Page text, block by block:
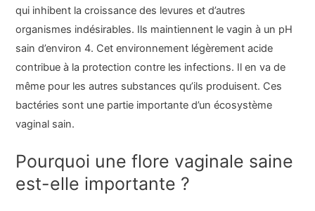
qui inhibent la croissance des levures et d’autres
organismes indésirables. Ils maintiennent le vagin à un pH
sain d’environ 4. Cet environnement légèrement acide
contribue à la protection contre les infections. Il en va de
même pour les autres substances qu’ils produisent. Ces
bactéries sont une partie importante d’un écosystème
vaginal sain.
Pourquoi une flore vaginale saine
est-elle importante ?